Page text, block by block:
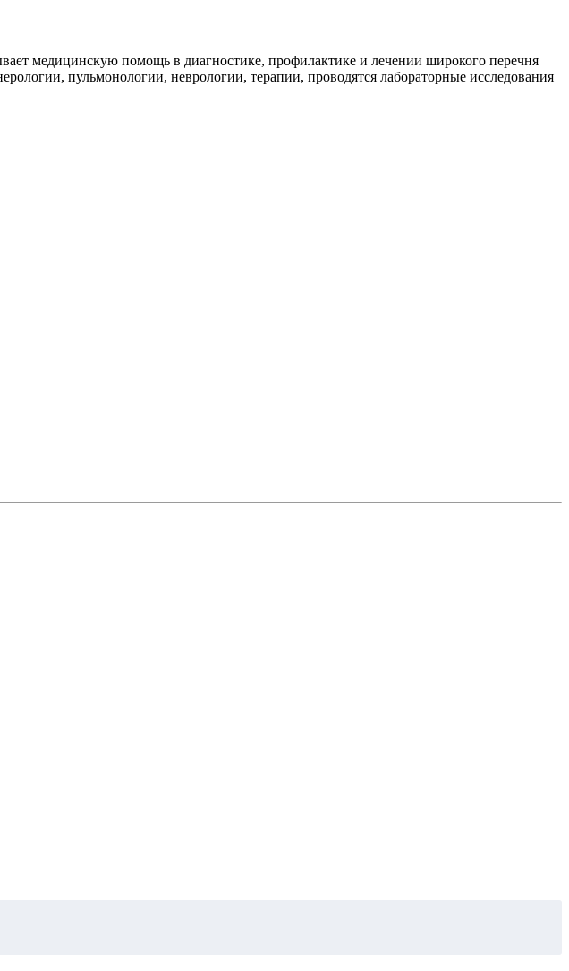
медицинскую помощь в диагностике, профилактике и лечении широкого перечня
пульмонологии, неврологии, терапии, проводятся лабораторные исследования